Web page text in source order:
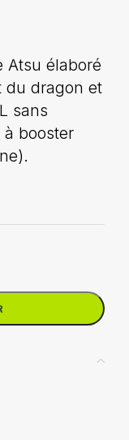
Atsu élaboré
du dragon et
sans
booster